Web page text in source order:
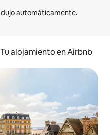
Tu alojamiento en Airbnb